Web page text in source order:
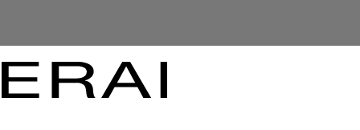
詳細を見る